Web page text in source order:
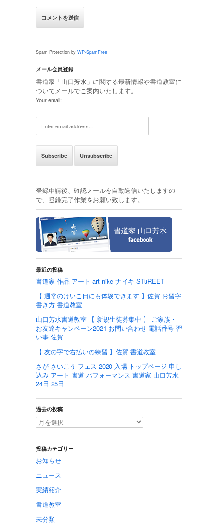
Spam Protection by WP-SpamFree
メール会員登録
書道家「山口芳水」に関する最新情報や書道教室に
ついてメールでご案内いたします。
Your email:
登録申請後、確認メールを自動送信いたしますの
で、登録完了作業をお願い致します。
最近の投稿
書道家 作品 アート art nike ナイキ STuREET
【 通常のけいこ日にも体験できます 】佐賀 お習字
書き方 書道教室
山口芳水書道教室 【 新規生徒募集中 】 ご家族・
お友達キャンペーン2021 お問い合わせ 電話番号 習
い事 佐賀
【 友の字で右払いの練習 】佐賀 書道教室
さが さいこう フェス 2020 入場 トップページ 申し
込み アート 書道 パフォーマンス 書道家 山口芳水
24日 25日
過去の投稿
投稿カテゴリー
お知らせ
ニュース
実績紹介
書道教室
未分類